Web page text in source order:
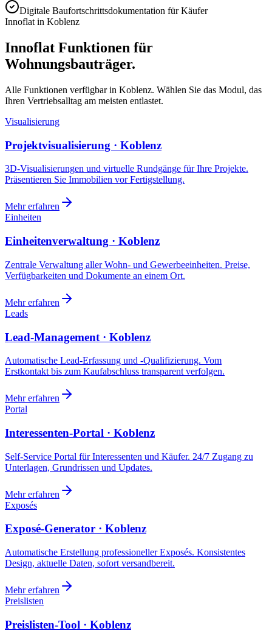
Digitale Baufortschrittsdokumentation für Käufer
Innoflat in Koblenz
Innoflat Funktionen für
Wohnungsbauträger.
Alle Funktionen verfügbar in Koblenz. Wählen Sie das Modul, das
Ihren Vertriebsalltag am meisten entlastet.
Visualisierung
Projektvisualisierung · Koblenz
3D-Visualisierungen und virtuelle Rundgänge für Ihre Projekte.
Präsentieren Sie Immobilien vor Fertigstellung.
Mehr erfahren
Einheiten
Einheitenverwaltung · Koblenz
Zentrale Verwaltung aller Wohn- und Gewerbeeinheiten. Preise,
Verfügbarkeiten und Dokumente an einem Ort.
Mehr erfahren
Leads
Lead-Management · Koblenz
Automatische Lead-Erfassung und -Qualifizierung. Vom
Erstkontakt bis zum Kaufabschluss transparent verfolgen.
Mehr erfahren
Portal
Interessenten-Portal · Koblenz
Self-Service Portal für Interessenten und Käufer. 24/7 Zugang zu
Unterlagen, Grundrissen und Updates.
Mehr erfahren
Exposés
Exposé-Generator · Koblenz
Automatische Erstellung professioneller Exposés. Konsistentes
Design, aktuelle Daten, sofort versandbereit.
Mehr erfahren
Preislisten
Preislisten-Tool · Koblenz